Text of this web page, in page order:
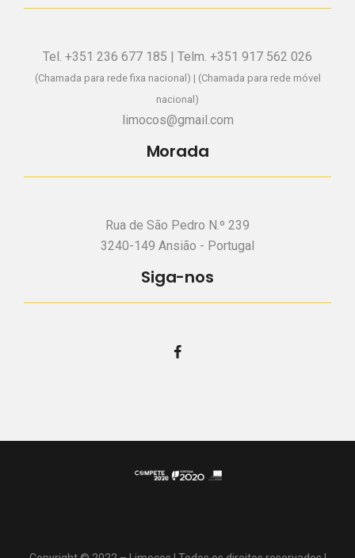
Tel. +351 236 677 185 | Telm. +351 917 562 026
(Chamada para rede fixa nacional) | (Chamada para rede móvel
nacional)
limocos@gmail.com
Morada
Rua de São Pedro N.º 239
3240-149 Ansião - Portugal
Siga-nos